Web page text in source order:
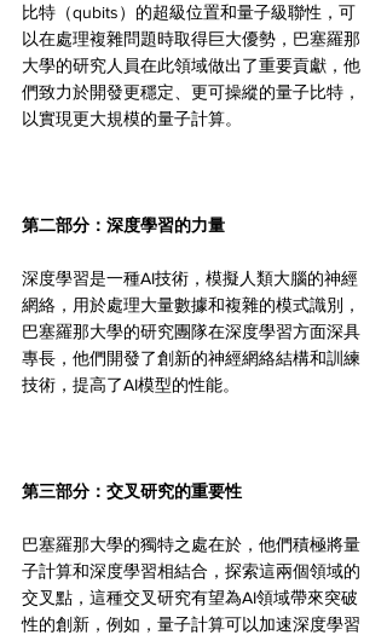
比特（qubits）的超級位置和量子級聯性，可
以在處理複雜問題時取得巨大優勢，巴塞羅那
大學的研究人員在此領域做出了重要貢獻，他
們致力於開發更穩定、更可操縱的量子比特，
以實現更大規模的量子計算。
第二部分：深度學習的力量
深度學習是一種AI技術，模擬人類大腦的神經
網絡，用於處理大量數據和複雜的模式識別，
巴塞羅那大學的研究團隊在深度學習方面深具
專長，他們開發了創新的神經網絡結構和訓練
技術，提高了AI模型的性能。
第三部分：交叉研究的重要性
巴塞羅那大學的獨特之處在於，他們積極將量
子計算和深度學習相結合，探索這兩個領域的
交叉點，這種交叉研究有望為AI領域帶來突破
性的創新，例如，量子計算可以加速深度學習